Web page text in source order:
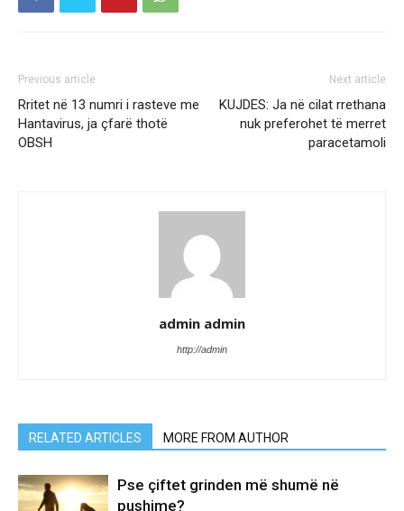
Previous article
Rritet në 13 numri i rasteve me
Hantavirus, ja çfarë thotë
OBSH
Next article
KUJDES: Ja në cilat rrethana
nuk preferohet të merret
paracetamoli
admin admin
http://admin
RELATED ARTICLES MORE FROM AUTHOR
Pse çiftet grinden më shumë në
pushime?